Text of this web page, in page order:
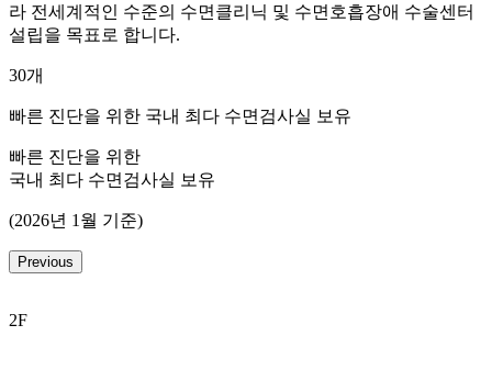
라 전세계적인 수준의 수면클리닉 및 수면호흡장애 수술센터
설립을 목표로 합니다.
30개
빠른 진단을 위한 국내 최다 수면검사실 보유
빠른 진단을 위한
국내 최다 수면검사실 보유
(2026년 1월 기준)
Previous
2F